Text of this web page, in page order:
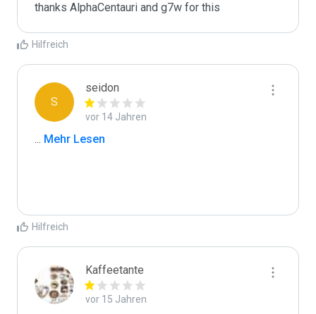
thanks AlphaCentauri and g7w for this
Hilfreich
S
seidon
vor 14 Jahren
... Mehr Lesen
Hilfreich
Kaffeetante
vor 15 Jahren